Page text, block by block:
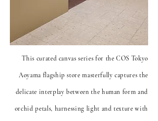
This curated canvas series for the COS Tokyo
Aoyama flagship store masterfully captures the
delicate interplay between the human form and
orchid petals, harnessing light and texture with